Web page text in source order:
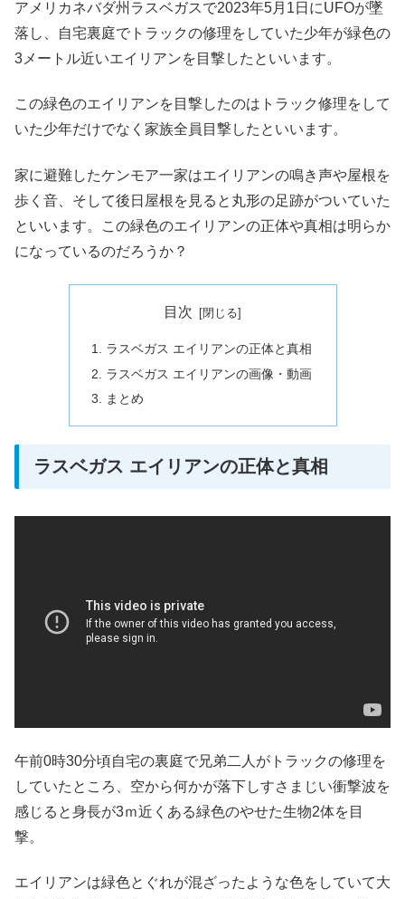
アメリカネバダ州ラスベガスで2023年5月1日にUFOが墜
落し、自宅裏庭でトラックの修理をしていた少年が緑色の
3メートル近いエイリアンを目撃したといいます。
この緑色のエイリアンを目撃したのはトラック修理をして
いた少年だけでなく家族全員目撃したといいます。
家に避難したケンモア一家はエイリアンの鳴き声や屋根を
歩く音、そして後日屋根を見ると丸形の足跡がついていた
といいます。この緑色のエイリアンの正体や真相は明らか
になっているのだろうか？
目次
ラスベガス エイリアンの正体と真相
ラスベガス エイリアンの画像・動画
まとめ
ラスベガス エイリアンの正体と真相
午前0時30分頃自宅の裏庭で兄弟二人がトラックの修理を
していたところ、空から何かが落下しすさまじい衝撃波を
感じると身長が3ｍ近くある緑色のやせた生物2体を目
撃。
エイリアンは緑色とぐれが混ざったような色をしていて大